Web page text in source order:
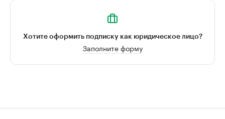
Хотите оформить подписку как юридическое лицо?
Заполните форму